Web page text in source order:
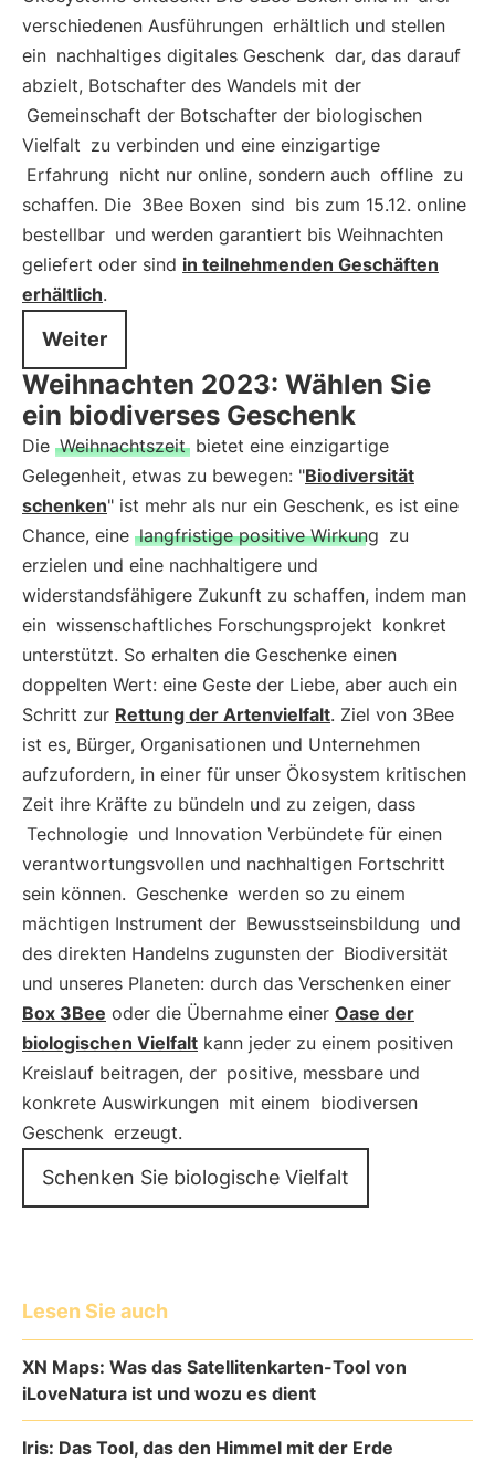
verschiedenen Ausführungen erhältlich und stellen
ein nachhaltiges digitales Geschenk dar, das darauf
abzielt, Botschafter des Wandels mit der
Gemeinschaft der Botschafter der biologischen
Vielfalt zu verbinden und eine einzigartige
Erfahrung nicht nur online, sondern auch offline zu
schaffen. Die 3Bee Boxen sind bis zum 15.12. online
bestellbar und werden garantiert bis Weihnachten
geliefert oder sind in teilnehmenden Geschäften
erhältlich.
Weiter
Weihnachten 2023: Wählen Sie
ein biodiverses Geschenk
Die Weihnachtszeit bietet eine einzigartige
Gelegenheit, etwas zu bewegen: "Biodiversität
schenken" ist mehr als nur ein Geschenk, es ist eine
Chance, eine langfristige positive Wirkung zu
erzielen und eine nachhaltigere und
widerstandsfähigere Zukunft zu schaffen, indem man
ein wissenschaftliches Forschungsprojekt konkret
unterstützt. So erhalten die Geschenke einen
doppelten Wert: eine Geste der Liebe, aber auch ein
Schritt zur Rettung der Artenvielfalt. Ziel von 3Bee
ist es, Bürger, Organisationen und Unternehmen
aufzufordern, in einer für unser Ökosystem kritischen
Zeit ihre Kräfte zu bündeln und zu zeigen, dass
Technologie und Innovation Verbündete für einen
verantwortungsvollen und nachhaltigen Fortschritt
sein können. Geschenke werden so zu einem
mächtigen Instrument der Bewusstseinsbildung und
des direkten Handelns zugunsten der Biodiversität
und unseres Planeten: durch das Verschenken einer
Box 3Bee oder die Übernahme einer Oase der
biologischen Vielfalt kann jeder zu einem positiven
Kreislauf beitragen, der positive, messbare und
konkrete Auswirkungen mit einem biodiversen
Geschenk erzeugt.
Schenken Sie biologische Vielfalt
Lesen Sie auch
XN Maps: Was das Satellitenkarten-Tool von
iLoveNatura ist und wozu es dient
Iris: Das Tool, das den Himmel mit der Erde